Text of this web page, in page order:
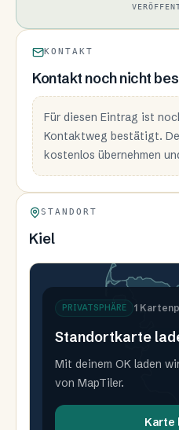
KONTAKT
Kontakt noch nicht
Für diesen Eintrag ist
Kontaktweg bestätigt.
kostenlos übernehmen
STANDORT
Kiel
PRIVATSPHÄRE 1
Standortkarte
Mit deinem OK laden
von MapTiler.
Karte